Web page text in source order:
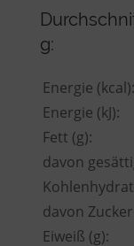
g:
Energie (kcal):
Energie (kJ):
Fett (g):
davon
davon
Eiweiß (g):